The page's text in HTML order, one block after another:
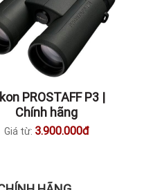
PROSTAFF P3 |
Chính hãng
Giá từ: 3.900.000đ